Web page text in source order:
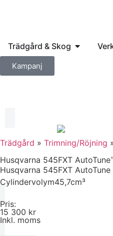
Trädgård & Skog
Kampanj
Trädgård » Trimning/Röjning
Husqvarna 545FXT
Husqvarna 545FXT AutoTune
Cylindervolym45,7cm³
Pris:
15 300 kr
Inkl. moms